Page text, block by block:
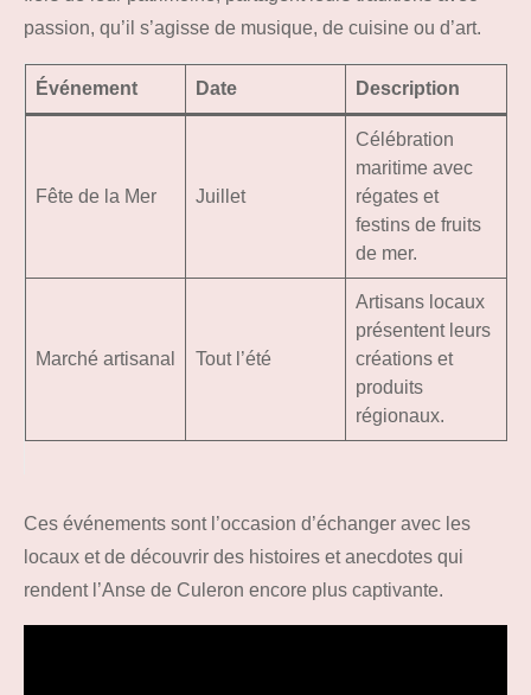
passion, qu’il s’agisse de musique, de cuisine ou d’art.
Événement Date Description
Fête de la Mer Juillet
Célébration
maritime avec
régates et
festins de fruits
de mer.
Marché artisanal Tout l’été
Artisans locaux
présentent leurs
créations et
produits
régionaux.
Ces événements sont l’occasion d’échanger avec les
locaux et de découvrir des histoires et anecdotes qui
rendent l’Anse de Culeron encore plus captivante.